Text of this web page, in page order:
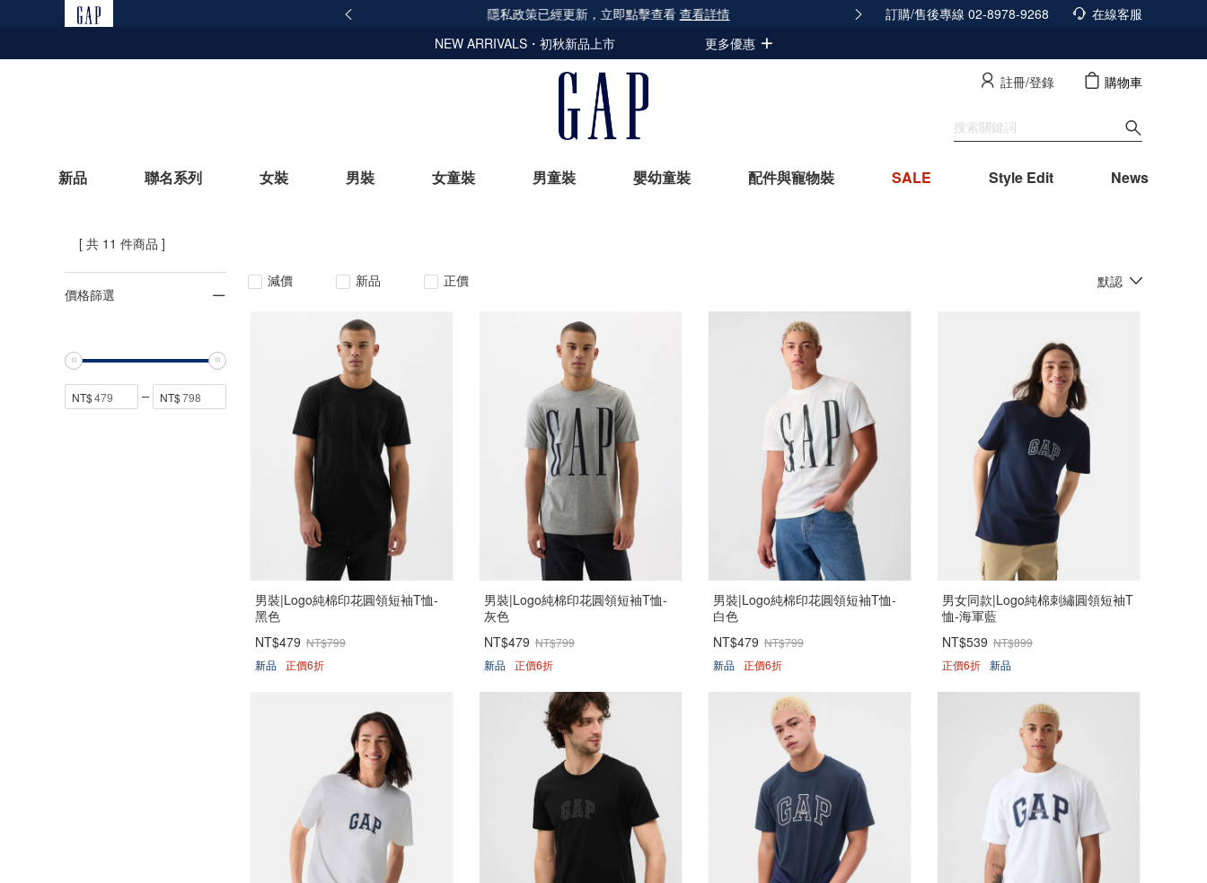
165反詐騙安全宣導 隱私政策已經更新，立即點擊查看查看詳情 積分發放調整公告查看詳情
訂購/售後專線 02-8978-9268
在線客服
NEW ARRIVALS・初秋新品上市
更多優惠
註冊/登錄 購物車
新品 聯名系列 女裝 男裝 女童裝 男童裝 嬰幼童裝 配件與寵物裝 SALE Style Edit News
[ 共 11 件商品 ]
價格篩選
減價 新品 正價 默認
男裝|Logo純棉印花圓領短袖T恤-
黑色
NT$479 NT$799
新品 正價6折
男裝|Logo純棉印花圓領短袖T恤-
灰色
NT$479 NT$799
新品 正價6折
男裝|Logo純棉印花圓領短袖T恤-
白色
NT$479 NT$799
新品 正價6折
男女同款|Logo純棉刺繡圓領短袖T
恤-海軍藍
NT$539 NT$899
正價6折 新品